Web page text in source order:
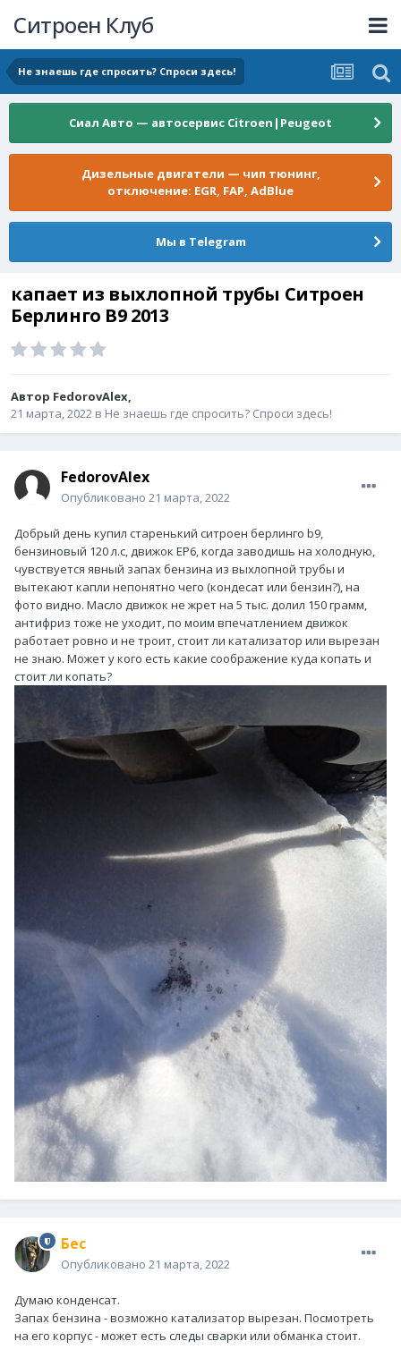
Ситроен Клуб
Не знаешь где спросить? Спроси здесь!
Сиал Авто — автосервис Citroen|Peugeot
Дизельные двигатели — чип тюнинг,
отключение: EGR, FAP, AdBlue
Мы в Telegram
капает из выхлопной трубы Ситроен
Берлинго B9 2013
Автор FedorovAlex,
21 марта, 2022 в Не знаешь где спросить? Спроси здесь!
FedorovAlex
Опубликовано 21 марта, 2022
Добрый день купил старенький ситроен берлинго b9,
бензиновый 120 л.с, движок EP6, когда заводишь на холодную,
чувствуется явный запах бензина из выхлопной трубы и
вытекают капли непонятно чего (кондесат или бензин?), на
фото видно. Масло движок не жрет на 5 тыс. долил 150 грамм,
антифриз тоже не уходит, по моим впечатлением движок
работает ровно и не троит, стоит ли катализатор или вырезан
не знаю. Может у кого есть какие соображение куда копать и
стоит ли копать?
Бес
Опубликовано 21 марта, 2022
Думаю конденсат.
Запах бензина - возможно катализатор вырезан. Посмотреть
на его корпус - может есть следы сварки или обманка стоит.